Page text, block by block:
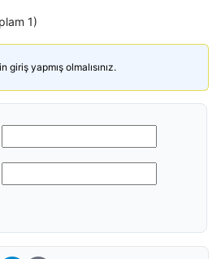
1)
yapmış olmalısınız.